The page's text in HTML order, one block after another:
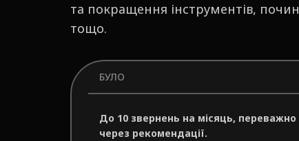
та покращення інструментів,
тощо.
БУЛО
До 10 звернень на місяць, переважно
через рекомендації.